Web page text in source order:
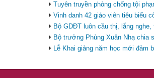
Tuyên truyền phòng chống tội
Vinh danh 42 giáo viên tiêu biểu
Bộ GDĐT luôn cầu thị, lắng
Bộ trưởng Phùng Xuân Nhạ chia
Lễ Khai giảng năm học mới đảm